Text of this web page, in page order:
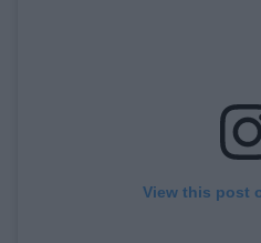
View this post